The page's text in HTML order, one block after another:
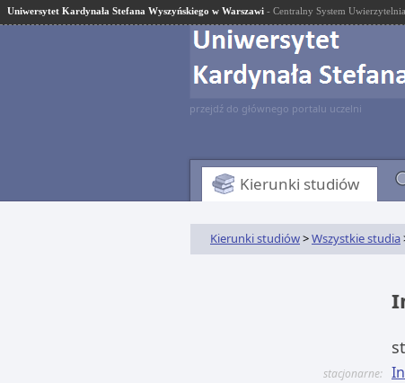
Uniwersytet Kardynała Stefana Wyszyńskiego w Warszawi - Centralny System
przejdź do głównego portalu uczelni
Kierunki studiów
Kierunki studiów>Wszystkie studia
stacjonarne: